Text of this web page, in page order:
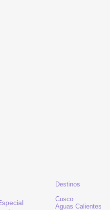
Destinos
Cusco
Aguas Calientes